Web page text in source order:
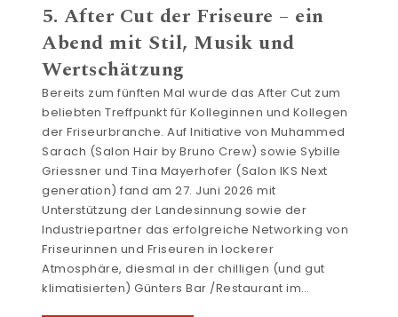
5. After Cut der Friseure – ein
Abend mit Stil, Musik und
Wertschätzung
Bereits zum fünften Mal wurde das After Cut zum
beliebten Treffpunkt für Kolleginnen und Kollegen
der Friseurbranche. Auf Initiative von Muhammed
Sarach (Salon Hair by Bruno Crew) sowie Sybille
Griessner und Tina Mayerhofer (Salon IKS Next
generation) fand am 27. Juni 2026 mit
Unterstützung der Landesinnung sowie der
Industriepartner das erfolgreiche Networking von
Friseurinnen und Friseuren in lockerer
Atmosphäre, diesmal in der chilligen (und gut
klimatisierten) Günters Bar /Restaurant im…